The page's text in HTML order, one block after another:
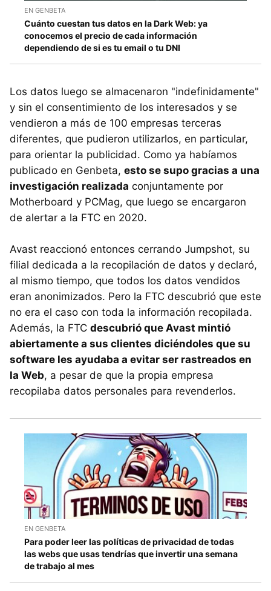
EN GENBETA
Cuánto cuestan tus datos en la Dark Web: ya
conocemos el precio de cada información
dependiendo de si es tu email o tu DNI
Los datos luego se almacenaron "indefinidamente"
y sin el consentimiento de los interesados y se
vendieron a más de 100 empresas terceras
diferentes, que pudieron utilizarlos, en particular,
para orientar la publicidad. Como ya habíamos
publicado en Genbeta, esto se supo gracias a una
investigación realizada conjuntamente por
Motherboard y PCMag, que luego se encargaron
de alertar a la FTC en 2020.
Avast reaccionó entonces cerrando Jumpshot, su
filial dedicada a la recopilación de datos y declaró,
al mismo tiempo, que todos los datos vendidos
eran anonimizados. Pero la FTC descubrió que este
no era el caso con toda la información recopilada.
Además, la FTC descubrió que Avast mintió
abiertamente a sus clientes diciéndoles que su
software les ayudaba a evitar ser rastreados en
la Web, a pesar de que la propia empresa
recopilaba datos personales para revenderlos.
EN GENBETA
Para poder leer las políticas de privacidad de todas
las webs que usas tendrías que invertir una semana
de trabajo al mes